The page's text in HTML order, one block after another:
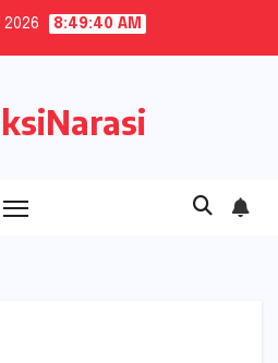
8:49:41 AM